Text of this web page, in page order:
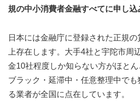
規の中小消費者金融すべてに申し込
日本には金融庁に登録された正規
上存在します。大手4社と宇陀市周
金10社程度しか知らない方がほと
ブラック・延滞中・任意整理中で
る業者が全国に点在しています。